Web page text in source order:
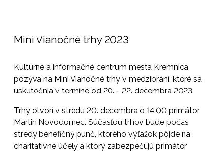
Mini Vianočné trhy 2023
Kultúrne a informačné centrum mesta Kremnica
pozýva na Mini Vianočné trhy v medzibrání, ktoré sa
uskutočnia v termíne od 20. - 22. decembra 2023.
Trhy otvorí v stredu 20. decembra o 14.00 primátor
Martin Novodomec. Súčasťou trhov bude počas
stredy benefičný punč, ktorého výťažok pôjde na
charitatívne účely a ktorý zabezpečujú primátor